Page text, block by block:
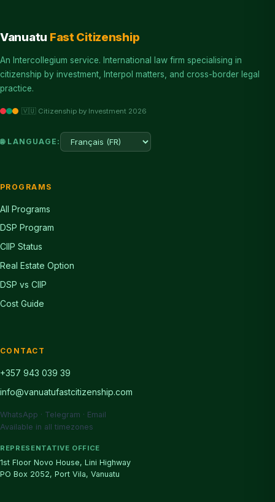
Vanuatu Fast Citizenship
An Intercollegium service. International law firm specialising in
citizenship by investment, Interpol matters, and cross-border legal
practice.
🇻🇺 Citizenship by Investment 2026
🌐 LANGUAGE:
PROGRAMS
All Programs
DSP Program
CIIP Status
Real Estate Option
DSP vs CIIP
Cost Guide
CONTACT
+357 943 039 39
info@vanuatufastcitizenship.com
WhatsApp · Telegram · Email
Available in all timezones
REPRESENTATIVE OFFICE
1st Floor Novo House, Lini Highway
PO Box 2052, Port Vila, Vanuatu